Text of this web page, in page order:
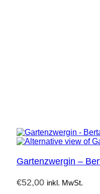
Gartenzwergin –
€52,00 inkl. MwSt.